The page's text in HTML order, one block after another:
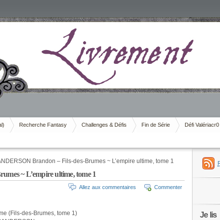
Recherche Fantasy Challenges & Défis Fin de Série Défi Valériacr0
Brandon – Fils-des-Brumes ~ L’empire ultime, tome 1
~ L’empire ultime, tome 1
Commenter
Allez aux commentaires
(Fils-des-Brumes, tome 1)
Je lis